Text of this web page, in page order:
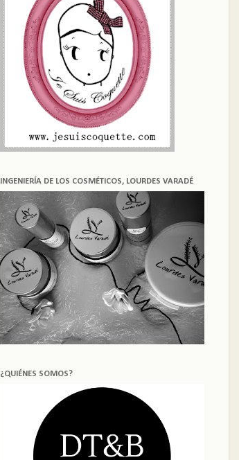
INGENIERÍA DE LOS COSMÉTICOS, LOURDES VARADÉ
¿QUIÉNES SOMOS?